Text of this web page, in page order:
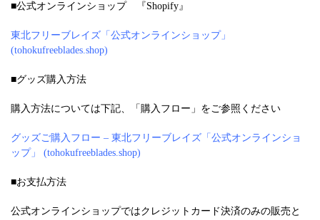
■公式オンラインショップ 『Shopify』
東北フリーブレイズ「公式オンラインショップ」
(tohokufreeblades.shop)
■グッズ購入方法
購入方法については下記、「購入フロー」をご参照ください
グッズご購入フロー – 東北フリーブレイズ「公式オンラインショ
ップ」 (tohokufreeblades.shop)
■お支払方法
公式オンラインショップではクレジットカード決済のみの販売と